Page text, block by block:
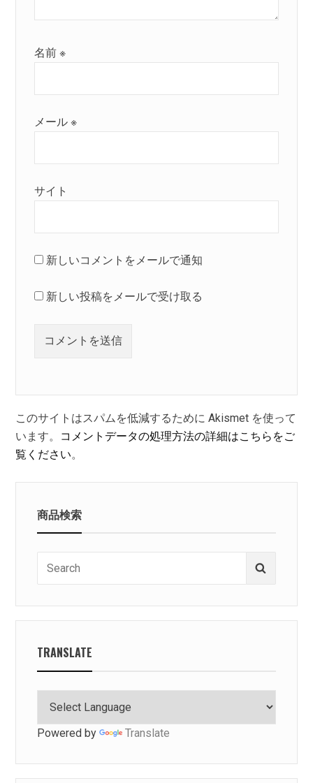
名前※
メール※
サイト
新しいコメントをメールで通知
新しい投稿をメールで受け取る
このサイトはスパムを低減するために Akismet を使って
います。 コメントデータの処理方法の詳細はこちらをご
覧ください。
商品検索
TRANSLATE
Powered by Translate